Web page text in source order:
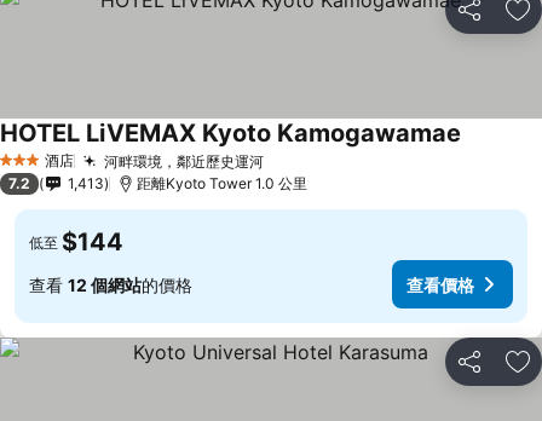
分享 放
3 星級 酒店 河畔環境，鄰近歷史運河
HOTEL LiVEMAX Kyoto Kamogawamae
7.2 1,413 距離Kyoto Tower 1.0 公里
低至 $144
查看 12 個網站的價格 查看價格
分享 放